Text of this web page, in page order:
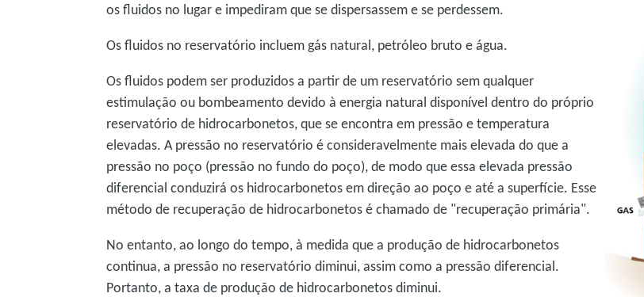
os fluidos no lugar e impediram que se dispersassem e se perdessem.
Os fluidos no reservatório incluem gás natural, petróleo bruto e água.
Os fluidos podem ser produzidos a partir de um reservatório sem qualquer
estimulação ou bombeamento devido à energia natural disponível dentro do próprio
reservatório de hidrocarbonetos, que se encontra em pressão e temperatura
elevadas. A pressão no reservatório é consideravelmente mais elevada do que a
pressão no poço (pressão no fundo do poço), de modo que essa elevada pressão
diferencial conduzirá os hidrocarbonetos em direção ao poço e até a superfície. Esse
método de recuperação de hidrocarbonetos é chamado de "recuperação primária".
No entanto, ao longo do tempo, à medida que a produção de hidrocarbonetos
continua, a pressão no reservatório diminui, assim como a pressão diferencial.
Portanto, a taxa de produção de hidrocarbonetos diminui.